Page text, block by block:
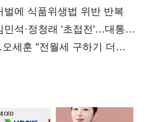
에 식품위생법 위반 반복
석·정청래 '초접전'…대통령
) 세훈 "전월세 구하기 더